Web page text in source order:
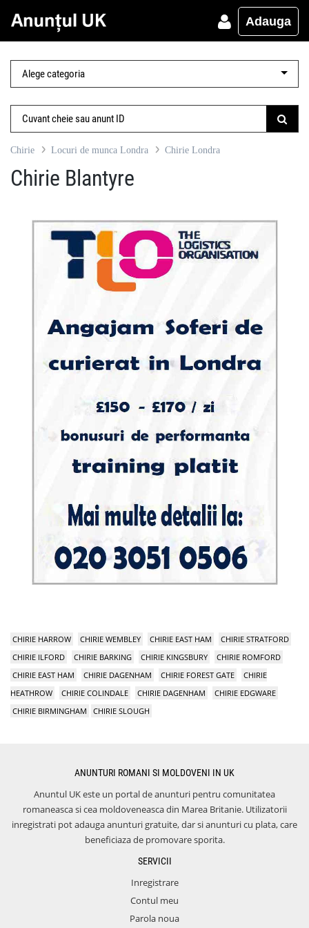
Adauga
Chirie Locuri de munca Londra Chirie Londra
Chirie Blantyre
CHIRIE HARROW CHIRIE WEMBLEY CHIRIE EAST HAM
CHIRIE STRATFORD
CHIRIE ILFORD
CHIRIE BARKING CHIRIE KINGSBURY
CHIRIE ROMFORD
CHIRIE EAST HAM
CHIRIE DAGENHAM CHIRIE FOREST GATE
CHIRIE
HEATHROW
CHIRIE COLINDALE CHIRIE DAGENHAM
CHIRIE EDGWARE
CHIRIE BIRMINGHAM
CHIRIE SLOUGH
ANUNTURI ROMANI SI MOLDOVENI IN UK
Anuntul UK este un portal de anunturi pentru comunitatea
romaneasca si cea moldoveneasca din Marea Britanie. Utilizatorii
inregistrati pot adauga anunturi gratuite, dar si anunturi cu plata, care
beneficiaza de promovare sporita.
SERVICII
Inregistrare
Contul meu
Parola noua